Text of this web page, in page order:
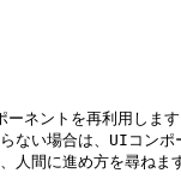
トを再利用します
ない場合は、UIコン